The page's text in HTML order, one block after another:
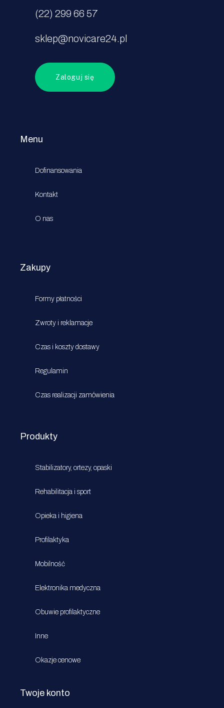
(22) 299 66 57
sklep@novicare24.pl
Zaloguj się
Menu
Dofinansowania
Kontakt
O nas
Zakupy
Formy płatności
Zwroty i reklamacje
Czas i koszty dostawy
Regulamin
Czas realizacji zamówienia
Produkty
Stabilizatory, ortezy, opaski
Rehabilitacja i sport
Opieka i higiena
Profilaktyka
Mobilność
Elektronika medyczna
Obuwie profilaktyczne
Inne
Okazje cenowe
Twoje konto